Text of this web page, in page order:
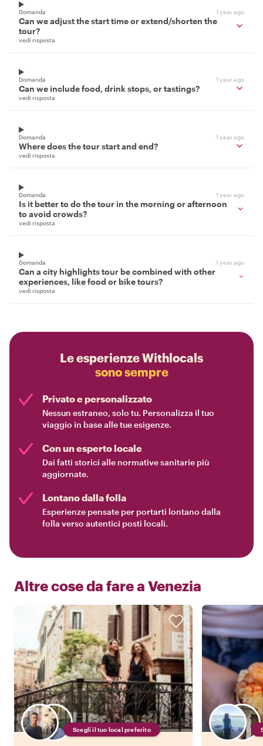
Domanda 1 year ago
Can we adjust the start time or extend/shorten the
tour?
vedi risposta
Domanda 1 year ago
Can we include food, drink stops, or tastings?
vedi risposta
Domanda 1 year ago
Where does the tour start and end?
vedi risposta
Domanda 1 year ago
Is it better to do the tour in the morning or afternoon
to avoid crowds?
vedi risposta
Domanda 1 year ago
Can a city highlights tour be combined with other
experiences, like food or bike tours?
vedi risposta
Le esperienze Withlocals
sono sempre
Privato e personalizzato
Nessun estraneo, solo tu. Personalizza il tuo
viaggio in base alle tue esigenze.
Con un esperto locale
Dai fatti storici alle normative sanitarie più
aggiornate.
Lontano dalla folla
Esperienze pensate per portarti lontano dalla
folla verso autentici posti locali.
Altre cose da fare a Venezia
Scegli il tuo local preferito